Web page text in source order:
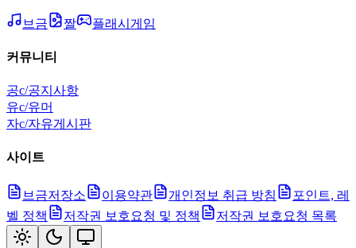
브금 짤 플래시게임
커뮤니티
공c/공지사항
유c/유머
자c/자유게시판
사이트
브금저장소 이용약관 개인정보 취급 방침
포인트, 레
벨 정책
저작권 보호요청 및 정책 저작권 보호요청 목록